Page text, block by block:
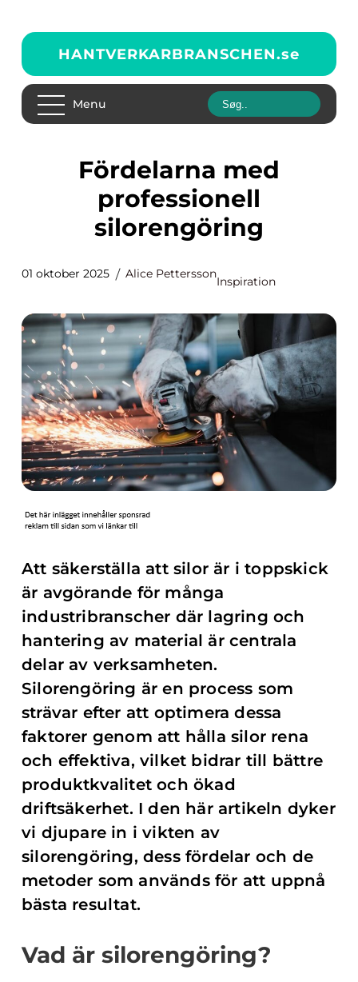
HANTVERKARBRANSCHEN.se
Menu
Fördelarna med
professionell
silorengöring
01 oktober 2025 Alice Pettersson
Inspiration
Att säkerställa att silor är i toppskick
är avgörande för många
industribranscher där lagring och
hantering av material är centrala
delar av verksamheten.
Silorengöring är en process som
strävar efter att optimera dessa
faktorer genom att hålla silor rena
och effektiva, vilket bidrar till bättre
produktkvalitet och ökad
driftsäkerhet. I den här artikeln dyker
vi djupare in i vikten av
silorengöring, dess fördelar och de
metoder som används för att uppnå
bästa resultat.
Vad är silorengöring?